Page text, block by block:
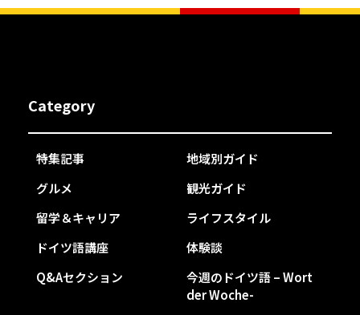
Category
特集記事
地域別ガイド
グルメ
観光ガイド
留学＆キャリア
ライフスタイル
ドイツ語講座
体験談
Q&Aセクション
今週のドイツ語 – Wort
der Woche-